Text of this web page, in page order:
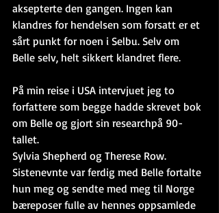
aksepterte den gangen. Ingen kan
klandres for hendelsen som forsatt er et
sårt punkt for noen i Selbu. Selv om
Belle selv, helt sikkert klandret flere.
På min reise i USA intervjuet jeg to
forfattere som begge hadde skrevet bok
om Belle og gjort sin researchpå 90-
tallet.
Sylvia Shepherd og Therese Row.
Sistenevnte var ferdig med Belle fortalte
hun meg og sendte med meg til Norge
bæreposer fulle av hennes oppsamlede